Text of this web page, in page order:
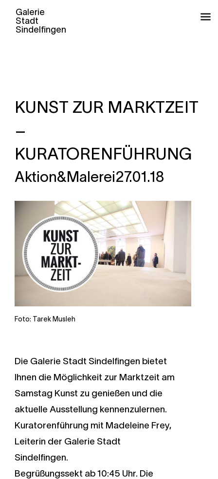
KUNST ZUR MARKTZEIT
–
KURATORENFÜHRUNG
Aktion&Malerei27.01.18
Foto: Tarek Musleh
Die Galerie Stadt Sindelfingen bietet
Ihnen die Möglichkeit zur Marktzeit am
Samstag Kunst zu genießen und die
aktuelle Ausstellung kennenzulernen.
Kuratorenführung mit Madeleine Frey,
Leiterin der Galerie Stadt
Sindelfingen.
Begrüßungssekt ab 10:45 Uhr. Die